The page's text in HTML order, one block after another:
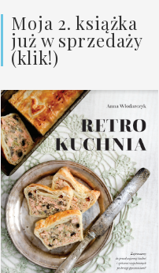
Moja 2. książka
już w sprzedaży
(klik!)